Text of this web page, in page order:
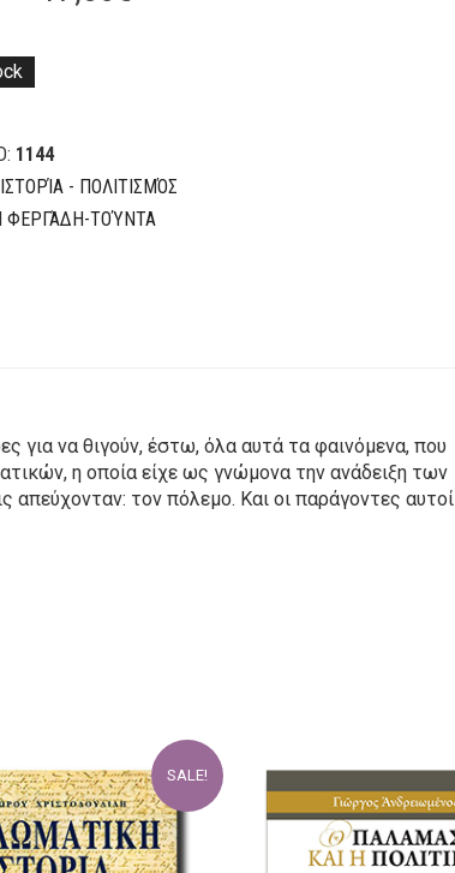
1144
ΙΣΤΟΡΊΑ - ΠΟΛΙΤΙΣΜΌΣ
ΦΕΡΓΆΔΗ-ΤΟΎΝΤΑ
για να θιγούν, έστω, όλα αυτά τα φαινόμενα, που
η οποία είχε ως γνώμονα την ανάδειξη των
τον πόλεμο. Και οι παράγοντες αυτοί
SALE!